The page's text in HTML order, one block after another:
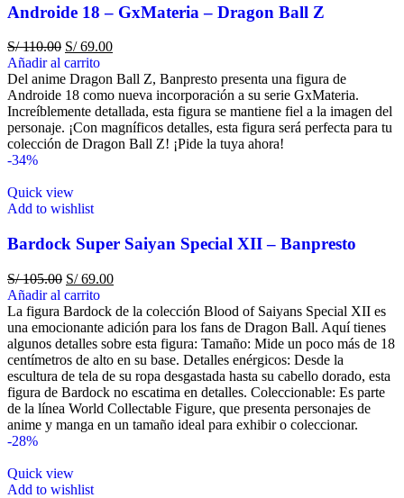
Androide 18 – GxMateria – Dragon Ball Z
S/110.00 S/69.00
Añadir al carrito
Del anime Dragon Ball Z, Banpresto presenta una figura de
Androide 18 como nueva incorporación a su serie GxMateria.
Increíblemente detallada, esta figura se mantiene fiel a la imagen del
personaje. ¡Con magníficos detalles, esta figura será perfecta para tu
colección de Dragon Ball Z! ¡Pide la tuya ahora!
-34%
Quick view
Add to wishlist
Bardock Super Saiyan Special XII – Banpresto
S/105.00 S/69.00
Añadir al carrito
La figura Bardock de la colección Blood of Saiyans Special XII es
una emocionante adición para los fans de Dragon Ball. Aquí tienes
algunos detalles sobre esta figura: Tamaño: Mide un poco más de 18
centímetros de alto en su base. Detalles enérgicos: Desde la
escultura de tela de su ropa desgastada hasta su cabello dorado, esta
figura de Bardock no escatima en detalles. Coleccionable: Es parte
de la línea World Collectable Figure, que presenta personajes de
anime y manga en un tamaño ideal para exhibir o coleccionar.
-28%
Quick view
Add to wishlist